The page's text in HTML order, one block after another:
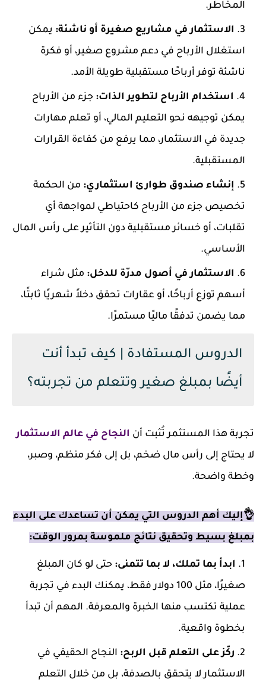
المخاطر.
الاستثمار في مشاريع صغيرة أو ناشئة: يمكن
استغلال الأرباح في دعم مشروع صغير، أو فكرة
ناشئة توفر أرباحًا مستقبلية طويلة الأمد.
استخدام الأرباح لتطوير الذات: جزء من الأرباح
يمكن توجيهه نحو التعليم المالي، أو تعلم مهارات
جديدة في الاستثمار، مما يرفع من كفاءة القرارات
المستقبلية.
إنشاء صندوق طوارئ استثماري: من الحكمة
تخصيص جزء من الأرباح كاحتياطي لمواجهة أي
تقلبات، أو خسائر مستقبلية دون التأثير على رأس المال
الأساسي.
الاستثمار في أصول مدرّة للدخل: مثل شراء
أسهم توزع أرباحًا، أو عقارات تحقق دخلاً شهريًا ثابتًا،
مما يضمن تدفقًا ماليًا مستمرًا.
الدروس المستفادة | كيف تبدأ أنت
أيضًا بمبلغ صغير وتتعلم من تجربته؟
تجربة هذا المستثمر تُثبت أن النجاح في عالم الاستثمار
لا يحتاج إلى رأس مال ضخم، بل إلى فكر منظم، وصبر،
وخطة واضحة.
👌إليك أهم الدروس التي يمكن أن تساعدك على البدء
بمبلغ بسيط وتحقيق نتائج ملموسة بمرور الوقت:
ابدأ بما تملك، لا بما تتمنى: حتى لو كان المبلغ
صغيرًا، مثل 100 دولار فقط، يمكنك البدء في تجربة
عملية تكتسب منها الخبرة والمعرفة. المهم أن تبدأ
بخطوة واقعية.
ركّز على التعلم قبل الربح: النجاح الحقيقي في
الاستثمار لا يتحقق بالصدفة، بل من خلال التعلم